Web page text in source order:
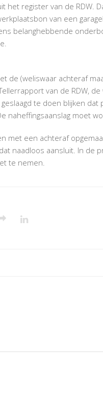
het register van de RDW.
van een
belanghebbende
de (weliswaar achteraf
van de RDW,
te doen blijken
naheffingsaanslag moet
met een achteraf
naadloos aansluit. In de
te nemen.